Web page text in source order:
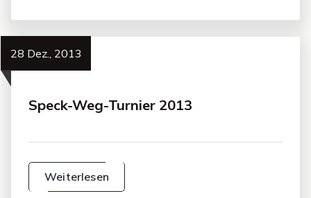
28 Dez., 2013
Speck-Weg-Turnier 2013
Weiterlesen